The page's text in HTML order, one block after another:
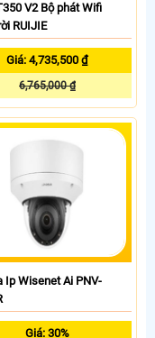
V2 Bộ phát Wifi
RUIJIE
Giá: 4,735,500 ₫
6,765,000 ₫
Ip Wisenet Ai PNV-
Giá: 30%